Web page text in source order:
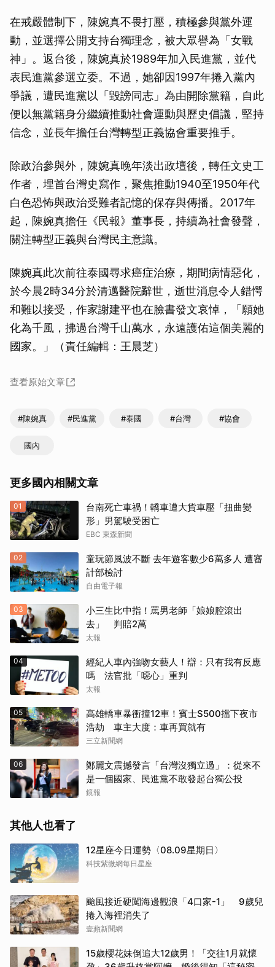
在戒嚴體制下，陳婉真不畏打壓，積極參與黨外運
動，並選擇公開支持台獨理念，被大眾譽為「女戰
神」。返台後，陳婉真於1989年加入民進黨，並代
表民進黨參選立委。不過，她卻因1997年捲入黨內
爭議，遭民進黨以「毀謗同志」為由開除黨籍，自此
便以無黨籍身分繼續推動社會運動與歷史倡議，堅持
信念，並長年擔任台灣轉型正義協會重要推手。
除政治參與外，陳婉真晚年淡出政壇後，轉任文史工
作者，埋首台灣史寫作，聚焦推動1940至1950年代
白色恐怖與政治受難者記憶的保存與傳播。2017年
起，陳婉真擔任《民報》董事長，持續為社會發聲，
關注轉型正義與台灣民主意識。
陳婉真此次前往泰國尋求癌症治療，期間病情惡化，
於今晨2時34分於清邁醫院辭世，逝世消息令人錯愕
和難以接受，作家謝建平也在臉書發文哀悼，「願她
化為千風，拂過台灣千山萬水，永遠護佑這個美麗的
國家。」（責任編輯：王晨芝）
查看原始文章
#陳婉真 #民進黨 #泰國 #台灣 #協會
國內
更多國內相關文章
01
台南死亡車禍！轎車遭大貨車壓「扭曲變
形」男駕駛受困亡
EBC 東森新聞
02
童玩節風波不斷 去年遊客數少6萬多人 遭審
計部檢討
自由電子報
03
小三生比中指！罵男老師「娘娘腔滾出
去」 判賠2萬
太報
04
經紀人車內強吻女藝人！辯：只有我有反應
嗎 法官批「噁心」重判
太報
05
高雄轎車暴衝撞12車！賓士S500擋下夜市
浩劫 車主大度：車再買就有
三立新聞網
06
鄭麗文震撼發言「台灣沒獨立過」：從來不
是一個國家、民進黨不敢發起台獨公投
鏡報
其他人也看了
12星座今日運勢〈08.09星期日〉
科技紫微網每日星座
颱風接近硬闖海邊觀浪「4口家-1」 9歲兒
捲入海裡消失了
壹蘋新聞網
15歲櫻花妹倒追大12歲男！「交往1月就懷